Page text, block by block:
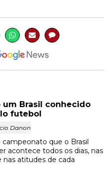
um Brasil conhecido
futebol
Danon
campeonato que o Brasil
acontece todos os dias, nas
nas atitudes de cada